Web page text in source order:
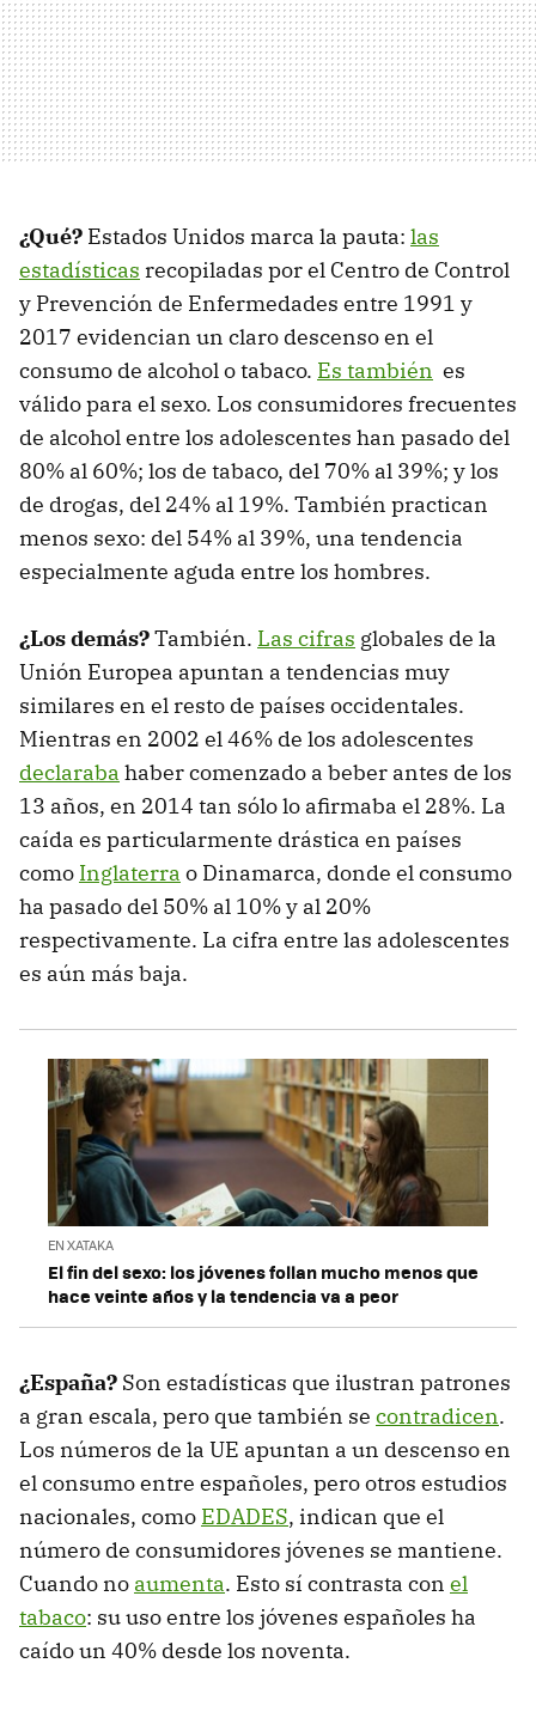
¿Qué? Estados Unidos marca la pauta: las
estadísticas recopiladas por el Centro de Control
y Prevención de Enfermedades entre 1991 y
2017 evidencian un claro descenso en el
consumo de alcohol o tabaco. Es también es
válido para el sexo. Los consumidores frecuentes
de alcohol entre los adolescentes han pasado del
80% al 60%; los de tabaco, del 70% al 39%; y los
de drogas, del 24% al 19%. También practican
menos sexo: del 54% al 39%, una tendencia
especialmente aguda entre los hombres.
¿Los demás?También. Las cifras globales de la
Unión Europea apuntan a tendencias muy
similares en el resto de países occidentales.
Mientras en 2002 el 46% de los adolescentes
declaraba haber comenzado a beber antes de los
13 años, en 2014 tan sólo lo afirmaba el 28%. La
caída es particularmente drástica en países
como Inglaterra o Dinamarca, donde el consumo
ha pasado del 50% al 10% y al 20%
respectivamente. La cifra entre las adolescentes
es aún más baja.
EN XATAKA
El fin del sexo: los jóvenes follan mucho menos que
hace veinte años y la tendencia va a peor
¿España? Son estadísticas que ilustran patrones
a gran escala, pero que también se contradicen.
Los números de la UE apuntan a un descenso en
el consumo entre españoles, pero otros estudios
nacionales, como EDADES, indican que el
número de consumidores jóvenes se mantiene.
Cuando no aumenta. Esto sí contrasta con el
tabaco: su uso entre los jóvenes españoles ha
caído un 40% desde los noventa.